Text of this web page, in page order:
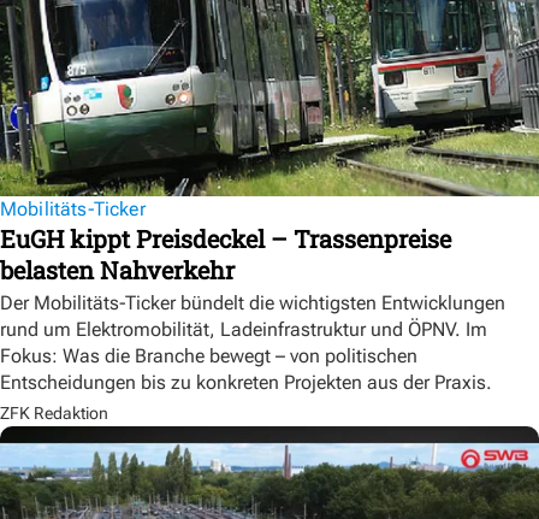
Mobilitäts-Ticker
EuGH kippt Preisdeckel – Trassenpreise
belasten Nahverkehr
Der Mobilitäts-Ticker bündelt die wichtigsten Entwicklungen
rund um Elektromobilität, Ladeinfrastruktur und ÖPNV. Im
Fokus: Was die Branche bewegt – von politischen
Entscheidungen bis zu konkreten Projekten aus der Praxis.
ZFK Redaktion